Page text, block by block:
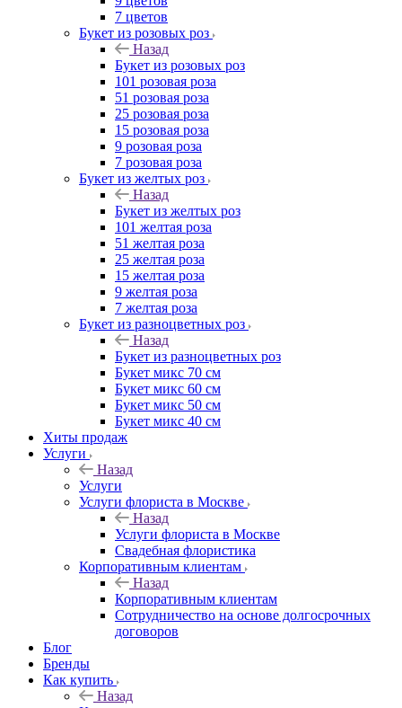
7 цветов
Букет из розовых роз
Назад
Букет из розовых роз
101 розовая роза
51 розовая роза
25 розовая роза
15 розовая роза
9 розовая роза
7 розовая роза
Букет из желтых роз
Назад
Букет из желтых роз
101 желтая роза
51 желтая роза
25 желтая роза
15 желтая роза
9 желтая роза
7 желтая роза
Букет из разноцветных роз
Назад
Букет из разноцветных роз
Букет микс 70 см
Букет микс 60 см
Букет микс 50 см
Букет микс 40 см
Хиты продаж
Услуги
Назад
Услуги
Услуги флориста в Москве
Назад
Услуги флориста в Москве
Свадебная флористика
Корпоративным клиентам
Назад
Корпоративным клиентам
Сотрудничество на основе долгосрочных
договоров
Блог
Бренды
Как купить
Назад